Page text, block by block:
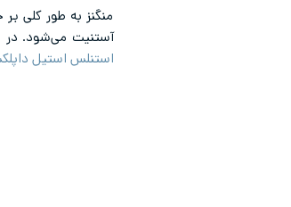
منگنز به طور کلی
آستنیت می‌شود. در
استنلس استیل